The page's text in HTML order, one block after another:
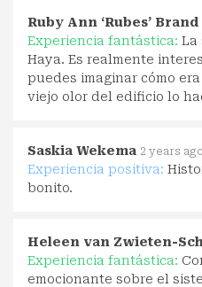
Ruby Ann ‘Rubes’ Brand
Experiencia fantástica: La
Haya. Es realmente
puedes imaginar cómo
viejo olor del edificio lo
Saskia Wekema 2 years ago
Experiencia positiva:
bonito.
Heleen van Zwieten-
Experiencia fantástica:
emocionante sobre el